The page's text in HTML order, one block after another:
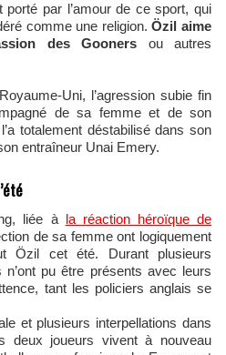
par l’amour de ce sport, qui
comme une religion.Özil aime
des Gooners ou autres
Uni, l’agression subie fin
de sa femme et de son
totalement déstabilisé dans son
entraîneur Unai Emery.
liée à la réaction héroïque de
de sa femme ont logiquement
Özil cet été. Durant plusieurs
pu être présents avec leurs
tant les policiers anglais se
et plusieurs interpellations dans
deux joueurs vivent à nouveau